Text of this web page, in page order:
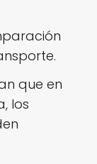
que en
los